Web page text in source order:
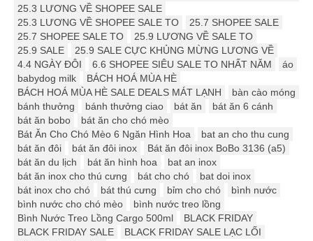
25.3 LƯƠNG VỀ SHOPEE SALE
25.3 LƯƠNG VỀ SHOPEE SALE TO
25.7 SHOPEE SALE
25.7 SHOPEE SALE TO
25.9 LƯƠNG VỀ SALE TO
25.9 SALE
25.9 SALE CỰC KHỦNG MỪNG LƯƠNG VỀ
4.4 NGÀY ĐÔI
6.6 SHOPEE SIÊU SALE TO NHẤT NĂM
áo
babydog milk
BÁCH HOÁ MÙA HÈ
BÁCH HOÁ MÙA HÈ SALE DEALS MÁT LẠNH
bàn cào móng
bánh thưởng
bánh thưởng ciao bát ăn
bát ăn 6 cánh
bát ăn bobo
bát ăn cho chó mèo
Bát Ăn Cho Chó Mèo 6 Ngăn Hình Hoa
bat an cho thu cung
bát ăn đôi
bát ăn đôi inox
Bát ăn đôi inox BoBo 3136 (a5)
bát ăn du lịch
bát ăn hình hoa
bat an inox
bát ăn inox cho thú cưng
bát cho chó
bat doi inox
bát inox cho chó
bát thú cưng bỉm cho chó
bình nước
bình nước cho chó mèo
bình nước treo lồng
Bình Nước Treo Lồng Cargo 500ml
BLACK FRIDAY
BLACK FRIDAY SALE
BLACK FRIDAY SALE LẠC LỐI